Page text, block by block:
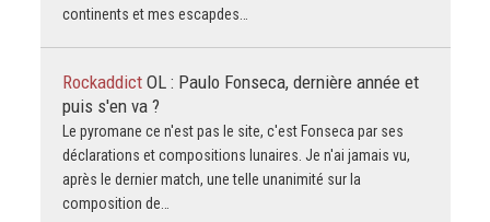
continents et mes escapdes…
Rockaddict OL : Paulo Fonseca, dernière année et
puis s'en va ?
Le pyromane ce n'est pas le site, c'est Fonseca par ses
déclarations et compositions lunaires. Je n'ai jamais vu,
après le dernier match, une telle unanimité sur la
composition de…